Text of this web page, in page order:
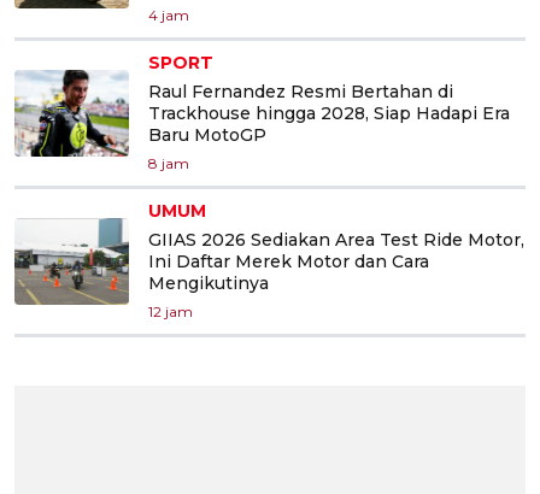
4 jam
SPORT
Raul Fernandez Resmi Bertahan di
Trackhouse hingga 2028, Siap Hadapi Era
Baru MotoGP
8 jam
UMUM
GIIAS 2026 Sediakan Area Test Ride Motor,
Ini Daftar Merek Motor dan Cara
Mengikutinya
12 jam